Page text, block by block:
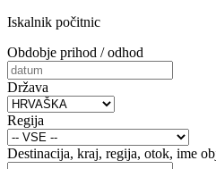
Iskalnik počitnic
Obdobje prihod / odhod
Država
Regija
Destinacija, kraj, regija, otok, ime